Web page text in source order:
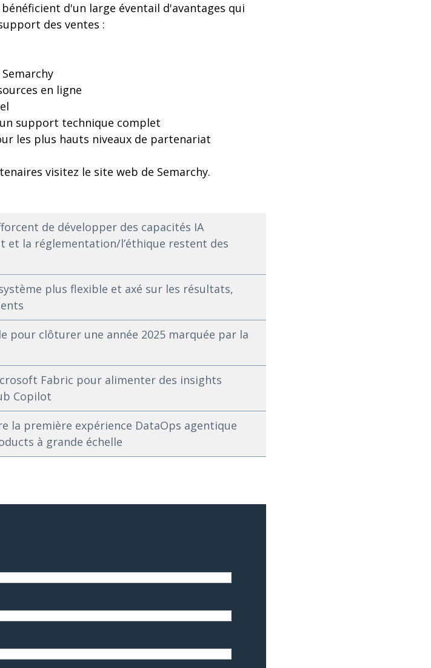
d'un large éventail d'avantages qui
des ventes :
en ligne
support technique complet
les plus hauts niveaux de partenariat
visitez le site web de Semarchy.
de développer des capacités IA
et la réglementation/l’éthique restent des
plus flexible et axé sur les résultats,
pour clôturer une année 2025 marquée par la
Fabric pour alimenter des insights
Copilot
la première expérience DataOps agentique
à grande échelle